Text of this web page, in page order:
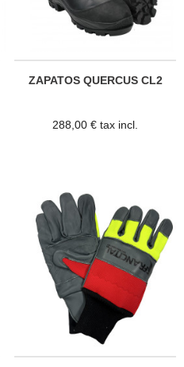
ZAPATOS QUERCUS CL2
288,00 € tax incl.